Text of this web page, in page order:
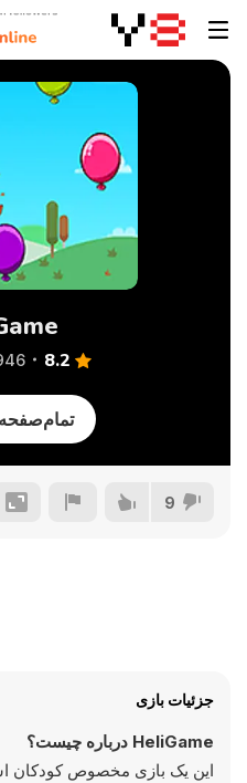
8.2
تمام‌صفحه
9
جزئیات بازی
HeliGame درباره چیست؟
این یک بازی مخصوص کودکان